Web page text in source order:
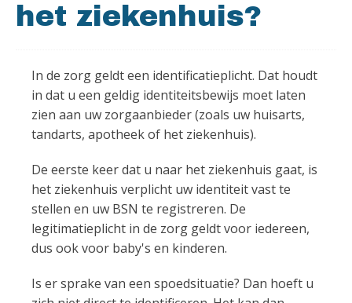
het ziekenhuis?
In de zorg geldt een identificatieplicht. Dat houdt
in dat u een geldig identiteitsbewijs moet laten
zien aan uw zorgaanbieder (zoals uw huisarts,
tandarts, apotheek of het ziekenhuis).
De eerste keer dat u naar het ziekenhuis gaat, is
het ziekenhuis verplicht uw identiteit vast te
stellen en uw BSN te registreren. De
legitimatieplicht in de zorg geldt voor iedereen,
dus ook voor baby's en kinderen.
Is er sprake van een spoedsituatie? Dan hoeft u